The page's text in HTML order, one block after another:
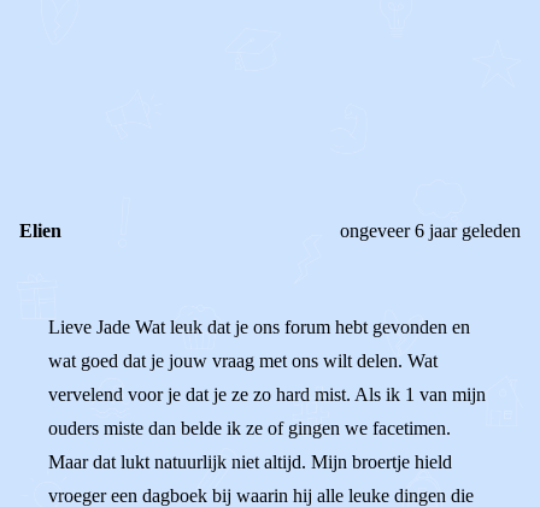
Elien ongeveer 6 jaar geleden
Lieve Jade Wat leuk dat je ons forum hebt gevonden en
wat goed dat je jouw vraag met ons wilt delen. Wat
vervelend voor je dat je ze zo hard mist. Als ik 1 van mijn
ouders miste dan belde ik ze of gingen we facetimen.
Maar dat lukt natuurlijk niet altijd. Mijn broertje hield
vroeger een dagboek bij waarin hij alle leuke dingen die